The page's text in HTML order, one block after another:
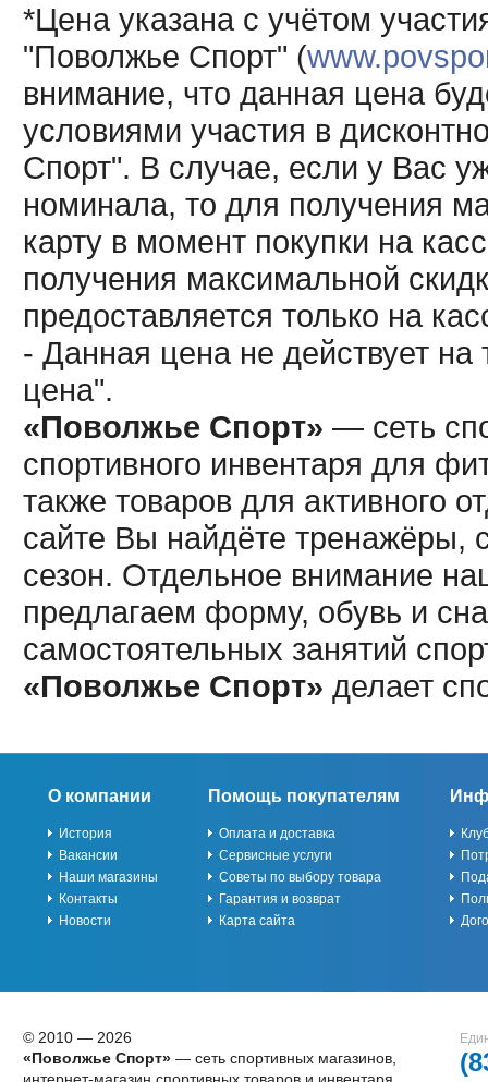
*Цена указана с учётом
"Поволжье Спорт" (
внимание, что данная цена
условиями участия в
Спорт". В случае, если у Вас
номинала, то для получения
карту в момент покупки на
получения максимальной
предоставляется только на
- Данная цена не действует
цена".
«Поволжье Спорт» — сеть
спортивного инвентаря для
также товаров для активного
сайте Вы найдёте тренажёры,
сезон. Отдельное внимание
предлагаем форму, обувь и
самостоятельных занятий
«Поволжье Спорт» делает
О компании
История
Вакансии
Наши магазины
Контакты
Новости
Помощь покупателям
Оплата и доставка
Сервисные услуги
Советы по выбору товара
Гарантия и возврат
Карта сайта
© 2010 — 2026
«Поволжье Спорт»— сеть спортивных магазинов,